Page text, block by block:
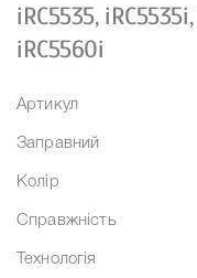
iRC5535,
iRC5560i
Артикул
Заправний
Колір
Справжність
Технологія